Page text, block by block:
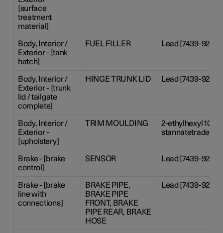
[surface
treatment
material]
Body, Interior /
Exterior - [tank
hatch]
FUEL FILLER Lead [7439-92-1]
Body, Interior /
Exterior - [trunk
lid / tailgate
complete]
HINGE TRUNK LID Lead [7439-92-1]
Body, Interior /
Exterior -
[upholstery]
TRIM MOULDING
2-ethylhexyl 10-
Brake - [brake
control]
SENSOR Lead [7439-92-1]
Brake - [brake
line with
connections]
BRAKE PIPE,
BRAKE PIPE
FRONT, BRAKE
PIPE REAR, BRAKE
HOSE
Lead [7439-92-1]